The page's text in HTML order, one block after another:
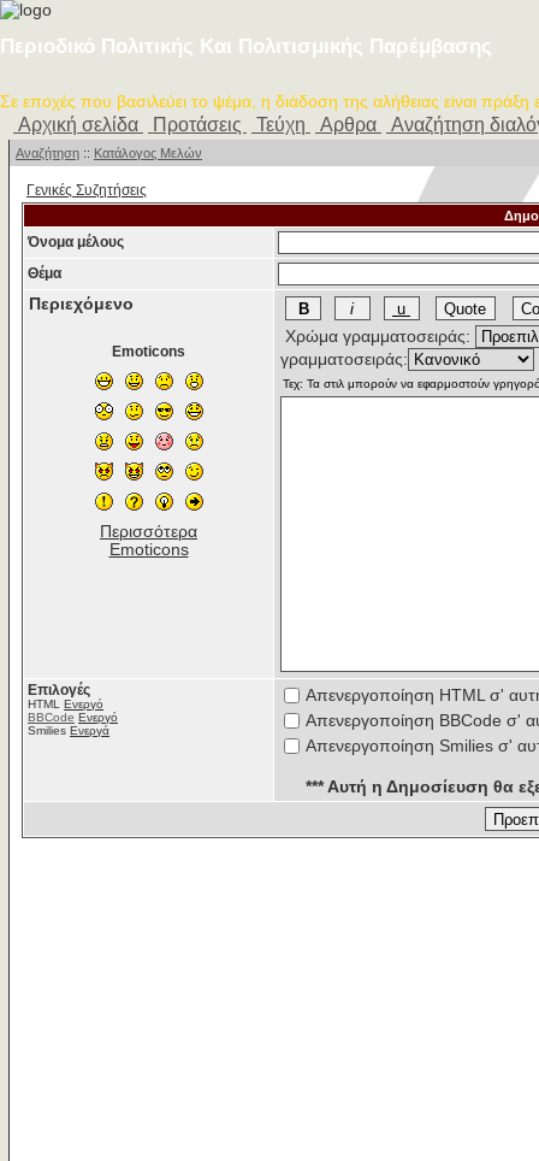
Περιοδικό Πολιτικής Και Πολιτισμικής Παρέμβασης
Σε εποχές που βασιλεύει το ψέμα, η διάδοση της αλήθειας είναι πράξη
Αρχική σελίδα Προτάσεις Τεύχη Αρθρα Αναζήτηση
Αναζήτηση :: Κατάλογος Μελών
Γενικές Συζητήσεις
Όνομα μέλους
Θέμα
Περιεχόμενο
Emoticons
Περισσότερα
Emoticons
Χρώμα γραμματοσειράς:
γραμματοσειράς:
Επιλογές
HTML Ενεργό
BBCode Ενεργό
Smilies Ενεργά
Απενεργοποίηση HTML σ'
Απενεργοποίηση BBCode σ'
Απενεργοποίηση Smilies σ'
*** Αυτή η Δημοσίευση θα